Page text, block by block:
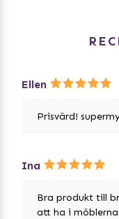
Ellen
Prisvärd!
Ina
Bra produkt till
att ha i